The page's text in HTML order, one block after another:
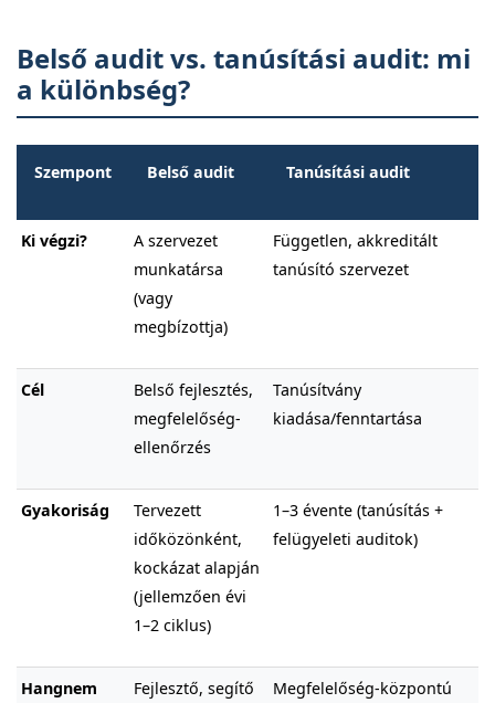
Belső audit vs. tanúsítási audit: mi
a különbség?
Szempont Belső audit Tanúsítási audit
Ki végzi?
A szervezet
munkatársa
(vagy
megbízottja)
Független, akkreditált
tanúsító szervezet
Cél
Belső fejlesztés,
megfelelőség-
ellenőrzés
Tanúsítvány
kiadása/fenntartása
Gyakoriság
Tervezett
időközönként,
kockázat alapján
(jellemzően évi
1–2 ciklus)
1–3 évente (tanúsítás +
felügyeleti auditok)
Hangnem Fejlesztő, segítő Megfelelőség-központú